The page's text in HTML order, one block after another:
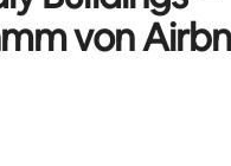
von